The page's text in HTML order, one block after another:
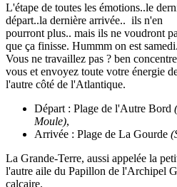
L'étape de toutes les émotions..le
départ..la dernière arrivée.. ils n'en
pourront plus.. mais ils ne voudront
que ça finisse. Hummm on est samedi.
Vous ne travaillez pas ? ben
vous et envoyez toute votre énergie
l'autre côté de l'Atlantique.
Départ : Plage de l'Autre Bord
Moule),
Arrivée : Plage de La Gourde
La Grande-Terre, aussi appelée la
l'autre aile du Papillon de l'Archipel
calcaire.